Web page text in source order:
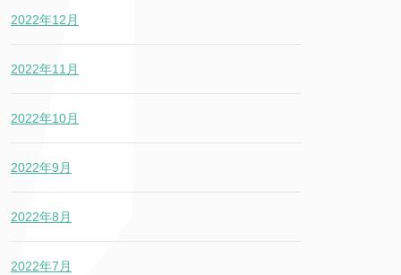
2022年12月
2022年11月
2022年10月
2022年9月
2022年8月
2022年7月